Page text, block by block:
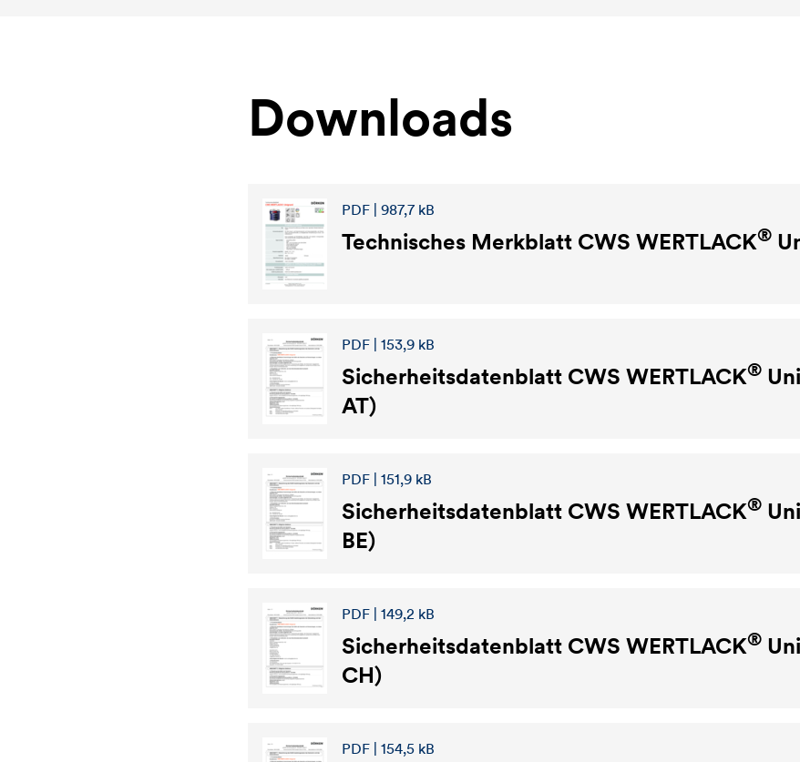
Downloads
PDF | 987,7 kB
Technisches Merkblatt CWS WERTLACK®
PDF | 153,9 kB
Sicherheitsdatenblatt CWS WERTLACK®
AT)
PDF | 151,9 kB
Sicherheitsdatenblatt CWS WERTLACK®
BE)
PDF | 149,2 kB
Sicherheitsdatenblatt CWS WERTLACK®
CH)
PDF | 154,5 kB